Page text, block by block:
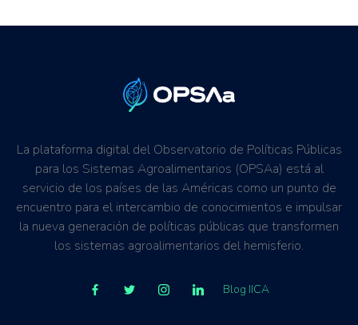
La plataforma digital del Observatorio de Políticas Públicas
para los Sistemas Agroalimentarios (OPSAa) está al
servicio de los países de las Américas como un punto de
encuentro para el intercambio de conocimientos e impulsar
la nueva generación de políticas públicas que transformen
los sistemas agroalimentarios del hemisferio.
Blog IICA